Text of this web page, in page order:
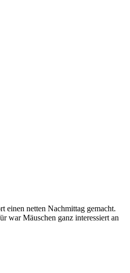
einen netten Nachmittag gemacht.
war Mäuschen ganz interessiert an